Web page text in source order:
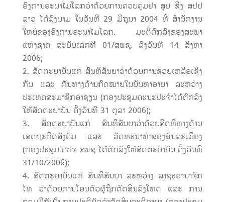
ອົງການອະນາໄມໂລກວ່າດ້ວຍການຄວບຄຸມຢາ ສູບ ຊຶ່ງ ສປປ
ລາວ ໄດ້ລົງນາມ ໃນວັນທີ 29 ມິຖຸນາ 2004 ທີ່ ສຳນັກງານ
ໃຫຍ່ຂອງອົງການອະນາໄມໂລກ. ມະຕິຕົກລົງຂອງສະພາ
ແຫ່ງຊາດ ສະບັບເລກທີ 01/ສພຊ, ລົງວັນທີ 14 ສິງຫາ
2006;
ສັດຕະຍາບັນແກ່ ສົນທິສັນຍາວ່າດ້ວຍການຊ່ວຍເຫລືອເຊິ່ງ
ກັນ ແລະ ກັນທາງດ້ານກົດໝາຍໃນບັນຫາອາຍາ ລະຫວ່າງ
ປະເທດສະມາຊິກອາຊຽນ (ກອງປະຊຸມຄະນະປະຈຳໄດ້ຕົກລົງ
ໃຫ້ສັດຕະຍາບັນ ຄັ້ງວັນທີ 31 ຕຸລາ 2006);
ສັດຕະຍາບັນແກ່ ສົນທິສັນຍາວ່າດ້ວຍສິດທິທາງດ້ານ
ເສດຖະກິດສັງຄົມ ແລະ ວັດທະນາທຳຂອງພົນລະເມືອງ
(ກອງປະຊຸມ ຄປຈ ສພຊ ໄດ້ຕົກລົງໃຫ້ສັດຕະຍາບັນ ຄັ້ງວັນທີ
31/10/2006);
ສັດຕະຍາບັນແກ່ ສົນທິສັນຍາ ລະຫວ່າງ ລາຊະອານາຈັກ
ໄທ ວ່າດ້ວຍການໂອນຕົວຜູ້ຖືກຕັດສິນລົງໂທດ ແລະ ການ